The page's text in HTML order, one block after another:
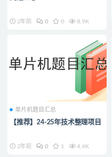
2年前 0 0 8.9K
单片机题目汇总
【推荐】24-25年技术整理项目
2年前 0 1 4.4K